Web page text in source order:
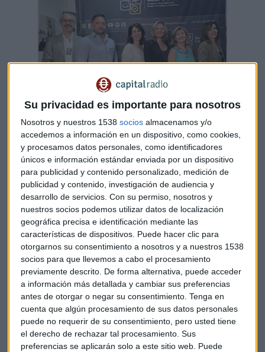
Su privacidad es importante para nosotros
Nosotros y nuestros 1538 socios almacenamos y/o
accedemos a información en un dispositivo, como cookies,
y procesamos datos personales, como identificadores
únicos e información estándar enviada por un dispositivo
para publicidad y contenido personalizado, medición de
publicidad y contenido, investigación de audiencia y
desarrollo de servicios. Con su permiso, nosotros y
nuestros socios podemos utilizar datos de localización
geográfica precisa e identificación mediante las
características de dispositivos. Puede hacer clic para
otorgarnos su consentimiento a nosotros y a nuestros 1538
socios para que llevemos a cabo el procesamiento
previamente descrito. De forma alternativa, puede acceder
a información más detallada y cambiar sus preferencias
antes de otorgar o negar su consentimiento. Tenga en
cuenta que algún procesamiento de sus datos personales
puede no requerir de su consentimiento, pero usted tiene
el derecho de rechazar tal procesamiento. Sus
preferencias se aplicarán solo a este sitio web. Puede
Es crítico que la alta dirección se implique en
los cambios
Las personas son las palancas del cambio, que tiene
que ser transversal y medirse para comprobar su
efectividad
Capital Radio / 2024-06-25
Hace falta educar sobre qué es la